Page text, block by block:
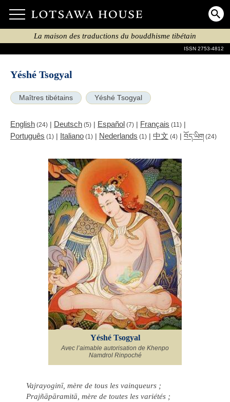
La maison des traductions du bouddhisme tibétain
ISSN 2753-4812
Yéshé Tsogyal
Maîtres tibétains Yéshé Tsogyal
English (24) | Deutsch (5) | Español (7) | Français (11) |
Português (1) | Italiano (1) | Nederlands (1) | 中文 (4) | བོད་ཡིག (24)
Yéshé Tsogyal
Avec l’aimable autorisation de Khenpo
Namdrol Rinpoché
Vajrayoginī, mère de tous les vainqueurs ;
Prajñāpāramitā, mère de toutes les variétés ;